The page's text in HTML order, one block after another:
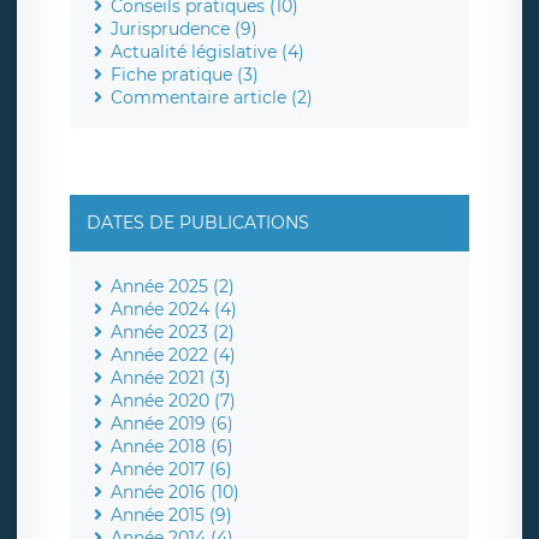
Conseils pratiques (10)
Jurisprudence (9)
Actualité législative (4)
Fiche pratique (3)
Commentaire article (2)
DATES DE PUBLICATIONS
Année 2025 (2)
Année 2024 (4)
Année 2023 (2)
Année 2022 (4)
Année 2021 (3)
Année 2020 (7)
Année 2019 (6)
Année 2018 (6)
Année 2017 (6)
Année 2016 (10)
Année 2015 (9)